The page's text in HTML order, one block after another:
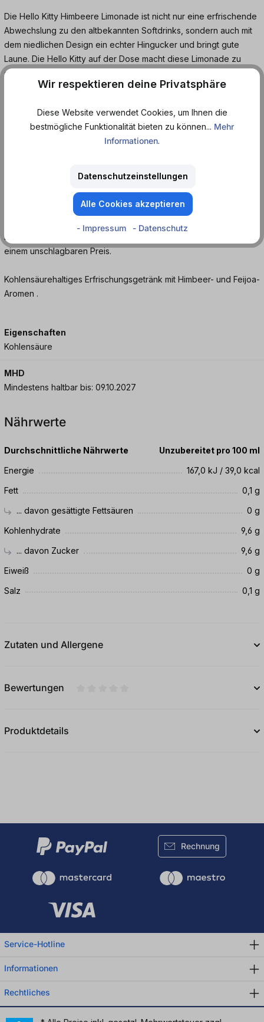
Die Hello Kitty Himbeere Limonade ist nicht nur eine erfrischende
Abwechslung zu den altbekannten Softdrinks, sondern auch mit
dem niedlichen Design ein echter Hingucker und bringt gute
Laune. Die Hello Kitty auf der Dose macht diese Limonade zu
einem perfekten Begleiter für Partys, Picknicks oder einfach zum
Genießen zwischendurch.
Warum Hello Kitty Himbeere Limonade?
Intensives, natürliches Himbeeraroma
Perfekt für jede Gelegenheit
Bestelle jetzt die Hello Kitty Himbeere Limonade online bei
Dosenmatrosen.de und genieße diesen fruchtig-frischen Drink zu
einem unschlagbaren Preis.
Kohlensäurehaltiges Erfrischungsgetränk mit Himbeer- und Feijoa-
Aromen .
Eigenschaften
Kohlensäure
MHD
Mindestens haltbar bis: 09.10.2027
Nährwerte
Durchschnittliche Nährwerte
Unzubereitet pro 100 ml
Energie
167,0 kJ / 39,0 kcal
Fett
0,1 g
... davon gesättigte Fettsäuren
0 g
Kohlenhydrate
9,6 g
... davon Zucker
9,6 g
Eiweiß
0 g
Salz
0,1 g
Zutaten und Allergene
Bewertungen
Produktdetails
Rechnung
Service-Hotline
Informationen
Rechtliches
Wir respektieren deine Privatsphäre
Diese Website verwendet Cookies, um Ihnen die
bestmögliche Funktionalität bieten zu können... Mehr
Informationen.
Datenschutzeinstellungen
Alle Cookies akzeptieren
- Impressum - Datenschutz